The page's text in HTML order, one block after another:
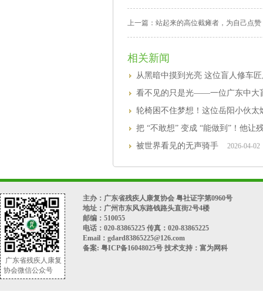
上一篇：站起来的高位截瘫者，为自己点赞
相关新闻
从黑暗中摸到光亮 这位盲人修车
看不见的只是光——一位广东中大
轮椅困不住梦想！这位岳阳小伙太
把 “不敢想” 变成 “能做到”！他让
被世界看见的无声骑手
2026-04-02
广东省残疾人康复
协会微信公众号
主办：广东省残疾人康复协会 粤社证字第0960号
地址：广州市东风东路钱路头直街2号4楼
邮编：510055
电话：020-83865225 传真：020-83865225
Email：gdard83865225@126.com
备案: 粤ICP备16048025号 技术支持： 富为网科